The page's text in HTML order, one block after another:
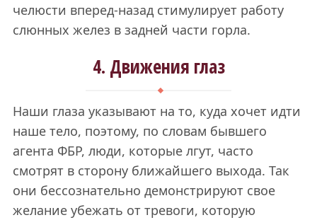
челюсти вперед-назад стимулирует работу
слюнных желез в задней части горла.
4. Движения глаз
Наши глаза указывают на то, куда хочет идти
наше тело, поэтому, по словам бывшего
агента ФБР, люди, которые лгут, часто
смотрят в сторону ближайшего выхода. Так
они бессознательно демонстрируют свое
желание убежать от тревоги, которую